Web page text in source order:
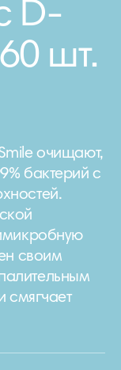
D-
шт.
очищают,
бактерий с
своим
смягчает